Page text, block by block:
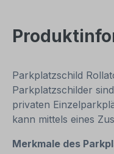
Parkplatzschild
Parkplatzschilder
privaten
kann mittels eines
Merkmale des